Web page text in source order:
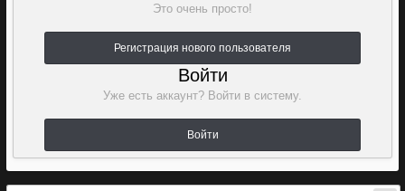
Это очень просто!
Регистрация нового пользователя
Войти
Уже есть аккаунт? Войти в систему.
Войти